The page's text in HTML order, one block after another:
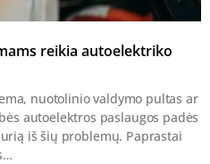
reikia autoelektriko
nuotolinio valdymo pultas ar
autoelektros paslaugos padės
iš šių problemų. Paprastai